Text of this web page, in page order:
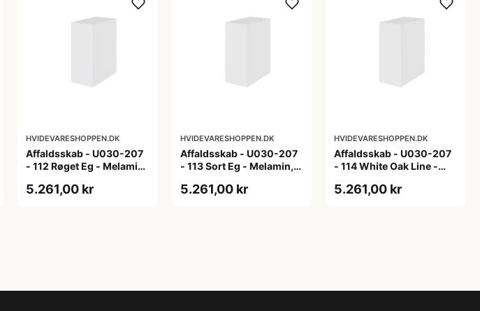
HVIDEVARESHOPPEN.DK
Affaldsskab - U030-207
- 112 Røget Eg - Melamin,
5.261,00 kr
HVIDEVARESHOPPEN.DK
Affaldsskab - U030-207
- 113 Sort Eg - Melamin,
5.261,00 kr
HVIDEVARESHOPPEN.DK
Affaldsskab - U030-207
- 114 White Oak Line -
5.261,00 kr